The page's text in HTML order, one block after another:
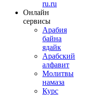
ru.ru
Онлайн
сервисы
Арабия
байна
ядайк
Арабский
алфавит
Молитвы
намаза
Курс